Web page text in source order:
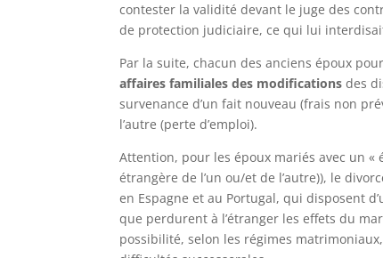
contester la validité devant le juge des
de protection judiciaire, ce qui lui
Par la suite, chacun des anciens époux
affaires familiales des modifications des
survenance d’un fait nouveau (frais non
l’autre (perte d’emploi).
Attention, pour les époux mariés avec un «
étrangère de l’un ou/et de l’autre)), le
en Espagne et au Portugal, qui disposent
que perdurent à l’étranger les effets du
possibilité, selon les régimes